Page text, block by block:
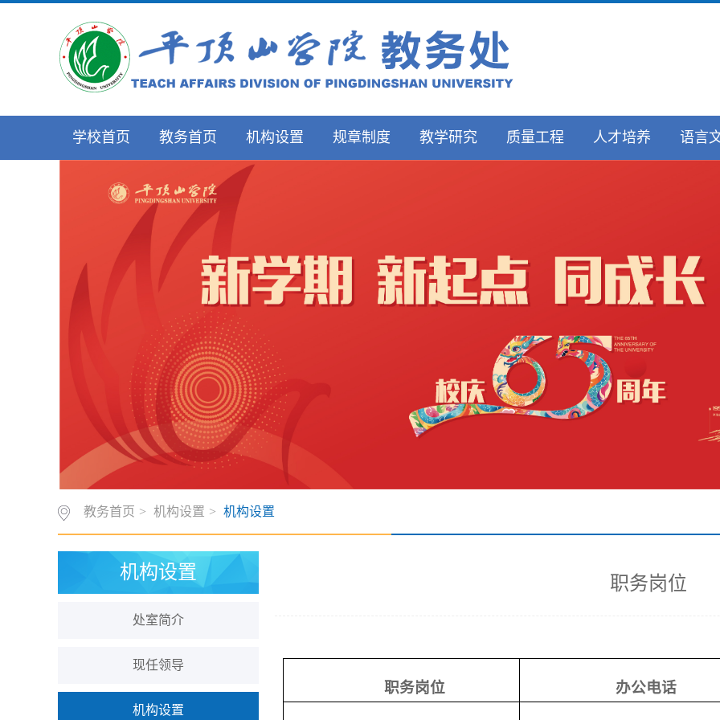
学校首页 教务首页 机构设置 规章制度 教学研究 质量工程 人才培养 语言
教务首页 > 机构设置 > 机构设置
机构设置
处室简介
现任领导
机构设置
职务岗位
职务岗位 办公电话